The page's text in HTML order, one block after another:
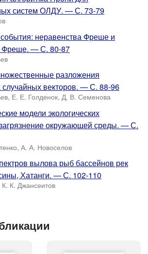
систем ОЛДУ. — С. 73-79
неравенства Фреше и
Фреше. — С. 80-87
разложения
случайных векторов. — С. 88-96
Е. Е. Голденок, Д. В. Семенова
модели экологических
окружающей среды. — С.
А. А. Новоселов
вылова рыб бассейнов рек
Хатанги. — С. 102-110
К. Джансеитов